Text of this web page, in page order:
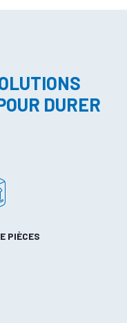
DURER
PIÈCES